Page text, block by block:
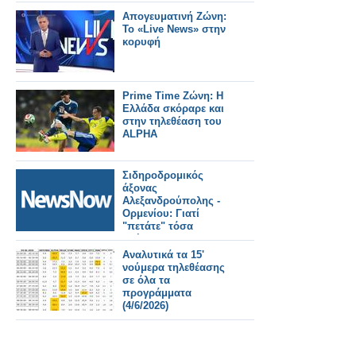
Απογευματινή Ζώνη:
Το «Live News» στην
κορυφή
Prime Time Ζώνη: Η
Ελλάδα σκόραρε και
στην τηλεθέαση του
ALPHA
Σιδηροδρομικός
άξονας
Αλεξανδρούπολης -
Ορμενίου: Γιατί
"πετάτε" τόσα
χρήματα;
Αναλυτικά τα 15'
νούμερα τηλεθέασης
σε όλα τα
προγράμματα
(4/6/2026)